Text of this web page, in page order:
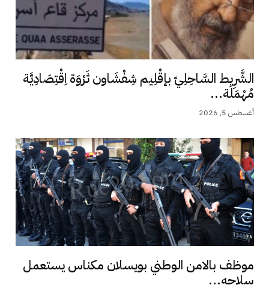
الشَّرِيط السَّاحِلِيّ بإقْلِيم شِفْشَاون ثَرْوَة اِقْتِصَادِيَّة
مُهْمَلَة...
أغسطس 5, 2026
موظف بالامن الوطني بويسلان مكناس يستعمل
سلاحه...